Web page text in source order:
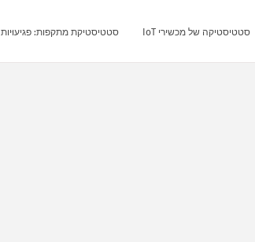
סטטיסטיקה של מכשירי IoT סטטיסטיקת מתקפות: פגיעוּיות